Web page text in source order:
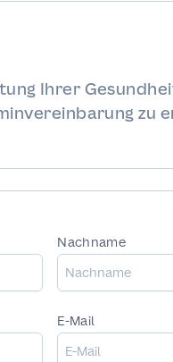
Ihrer
zu
Nachname
E-Mail